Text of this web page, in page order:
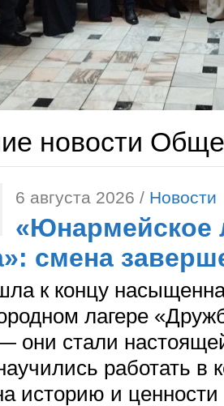
новости
6 августа 2026 / Новости
«Юнармейское
смена
к концу
лагере
они стали
работать в
историю и